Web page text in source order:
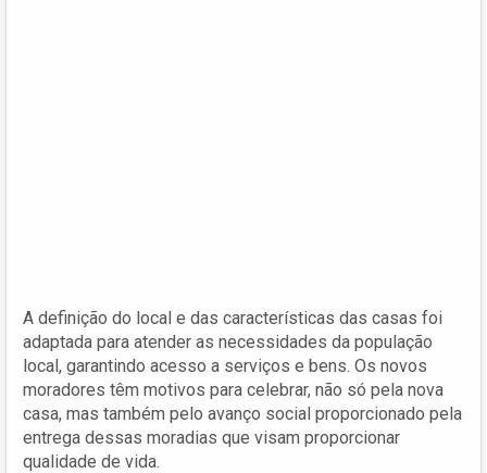
A definição do local e das características das casas foi
adaptada para atender as necessidades da população
local, garantindo acesso a serviços e bens. Os novos
moradores têm motivos para celebrar, não só pela nova
casa, mas também pelo avanço social proporcionado pela
entrega dessas moradias que visam proporcionar
qualidade de vida.